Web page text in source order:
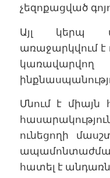
չեզոքացված
Այլ կերպ
առաջարկվում է
Մնում է միայն
ունեցողի
հատել է